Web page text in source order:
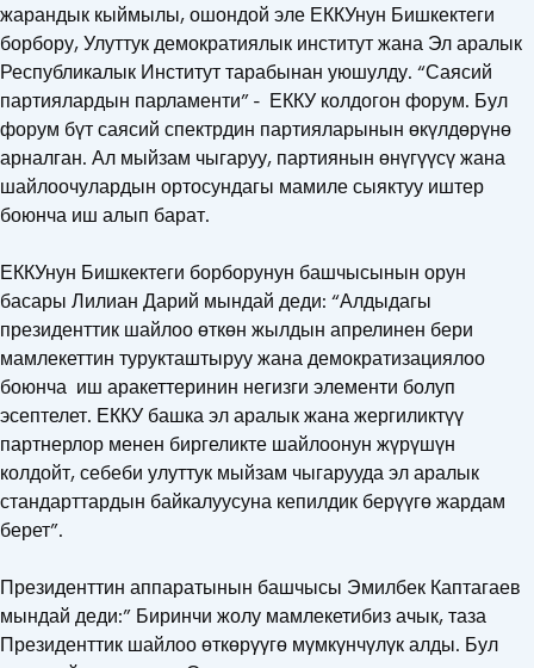
жарандык кыймылы, ошондой эле ЕККУнун Бишкектеги
борбору, Улуттук демократиялык институт жана Эл аралык
Республикалык Институт тарабынан уюшулду. “Саясий
партиялардын парламенти” - ЕККУ колдогон форум. Бул
форум бүт саясий спектрдин партияларынын өкүлдөрүнө
арналган. Ал мыйзам чыгаруу, партиянын өнүгүүсү жана
шайлоочулардын ортосундагы мамиле сыяктуу иштер
боюнча иш алып барат.
ЕККУнун Бишкектеги борборунун башчысынын орун
басары Лилиан Дарий мындай деди: “Алдыдагы
президенттик шайлоо өткөн жылдын апрелинен бери
мамлекеттин турукташтыруу жана демократизациялоо
боюнча иш аракеттеринин негизги элементи болуп
эсептелет. ЕККУ башка эл аралык жана жергиликтүү
партнерлор менен биргеликте шайлоонун жүрүшүн
колдойт, себеби улуттук мыйзам чыгарууда эл аралык
стандарттардын байкалуусуна кепилдик берүүгө жардам
берет”.
Президенттин аппаратынын башчысы Эмилбек Каптагаев
мындай деди:” Биринчи жолу мамлекетибиз ачык, таза
Президенттик шайлоо өткөрγγгө мγмкγнчγлγк алды. Бул